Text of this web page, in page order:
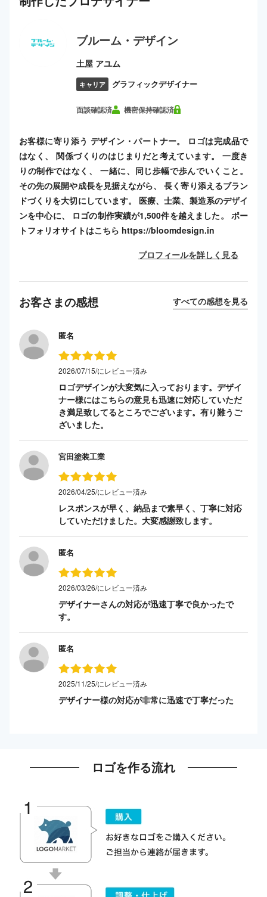
ブルーム・デザイン
土屋 アユム
キャリア グラフィックデザイナー
面談確認済 機密保持確認済
お客様に寄り添う デザイン・パートナー。 ロゴは完成品で
はなく、 関係づくりのはじまりだと考えています。 一度き
りの制作ではなく、 一緒に、同じ歩幅で歩んでいくこと。
その先の展開や成長を見据えながら、 長く寄り添えるブラン
ドづくりを大切にしています。 医療、士業、製造系のデザイ
ンを中心に、 ロゴの制作実績が1,500件を越えました。 ポー
トフォリオサイトはこちら https://bloomdesign.in
プロフィールを詳しく見る
お客さまの感想 すべての感想を見る
匿名
2026/07/15/にレビュー済み
ロゴデザインが大変気に入っております。デザイ
ナー様にはこちらの意見も迅速に対応していただ
き満足致してるところでございます。有り難うご
ざいました。
宮田塗装工業
2026/04/25/にレビュー済み
レスポンスが早く、納品まで素早く、丁寧に対応
していただけました。大変感謝致します。
匿名
2026/03/26/にレビュー済み
デザイナーさんの対応が迅速丁寧で良かったで
す。
匿名
2025/11/25/にレビュー済み
デザイナー様の対応が非常に迅速で丁寧だった
ロゴを作る流れ